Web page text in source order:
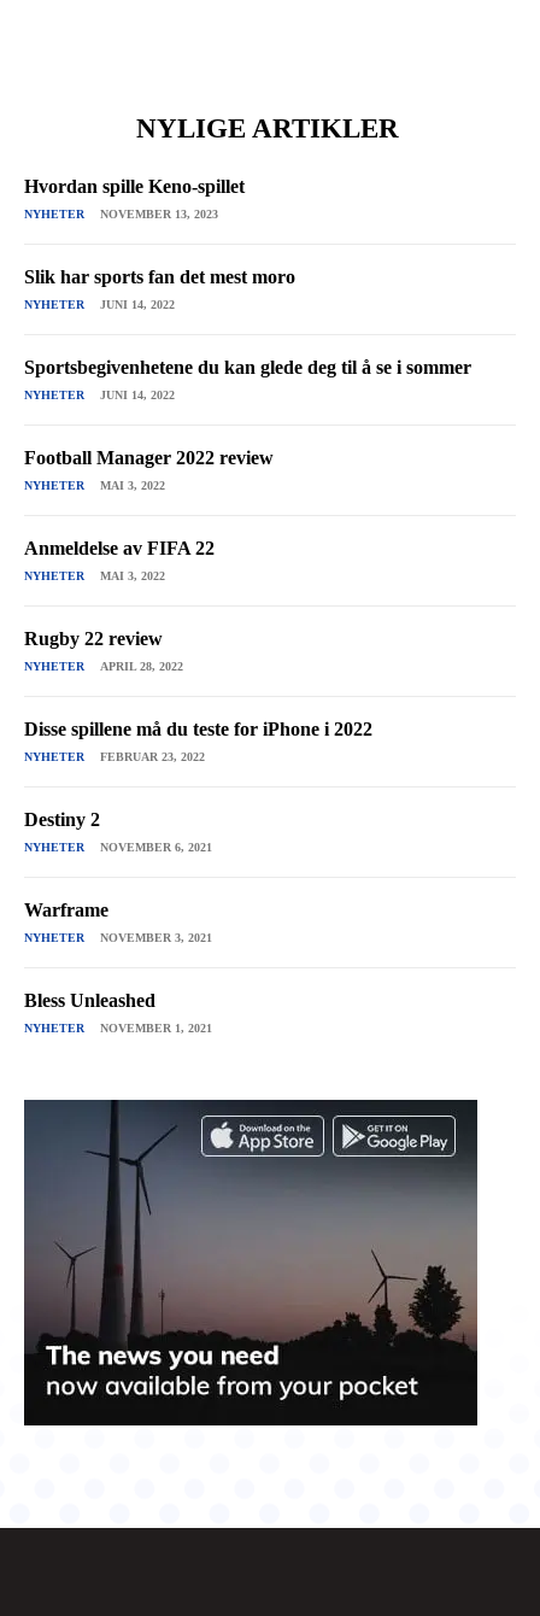
NYLIGE ARTIKLER
Hvordan spille Keno-spillet
NYHETER NOVEMBER 13, 2023
Slik har sports fan det mest moro
NYHETER JUNI 14, 2022
Sportsbegivenhetene du kan glede deg til å se i sommer
NYHETER JUNI 14, 2022
Football Manager 2022 review
NYHETER MAI 3, 2022
Anmeldelse av FIFA 22
NYHETER MAI 3, 2022
Rugby 22 review
NYHETER APRIL 28, 2022
Disse spillene må du teste for iPhone i 2022
NYHETER FEBRUAR 23, 2022
Destiny 2
NYHETER NOVEMBER 6, 2021
Warframe
NYHETER NOVEMBER 3, 2021
Bless Unleashed
NYHETER NOVEMBER 1, 2021